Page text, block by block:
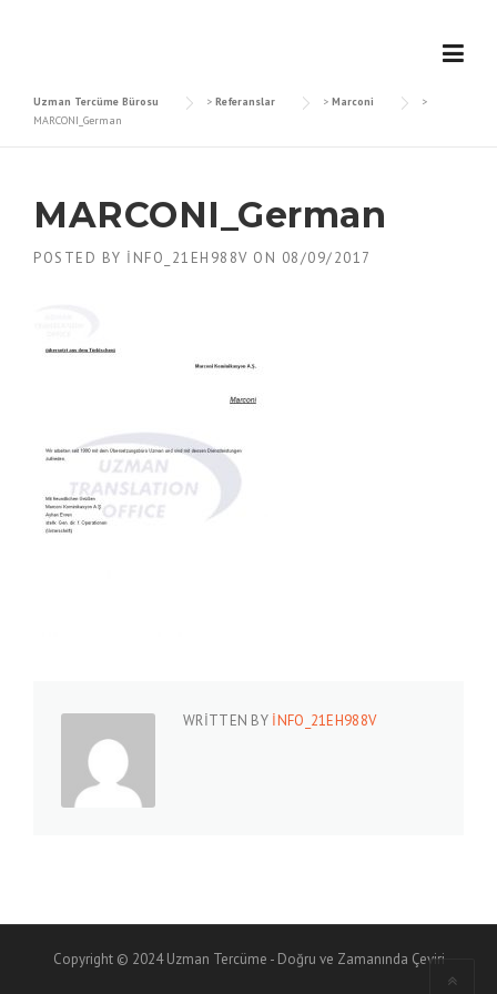
Uzman Tercüme Bürosu > Referanslar > Marconi
>
MARCONI_German
MARCONI_German
POSTED BY INFO_21EH988V ON 08/09/2017
WRITTEN BY INFO_21EH988V
Copyright © 2024 Uzman Tercüme - Doğru ve Zamanında Çeviri